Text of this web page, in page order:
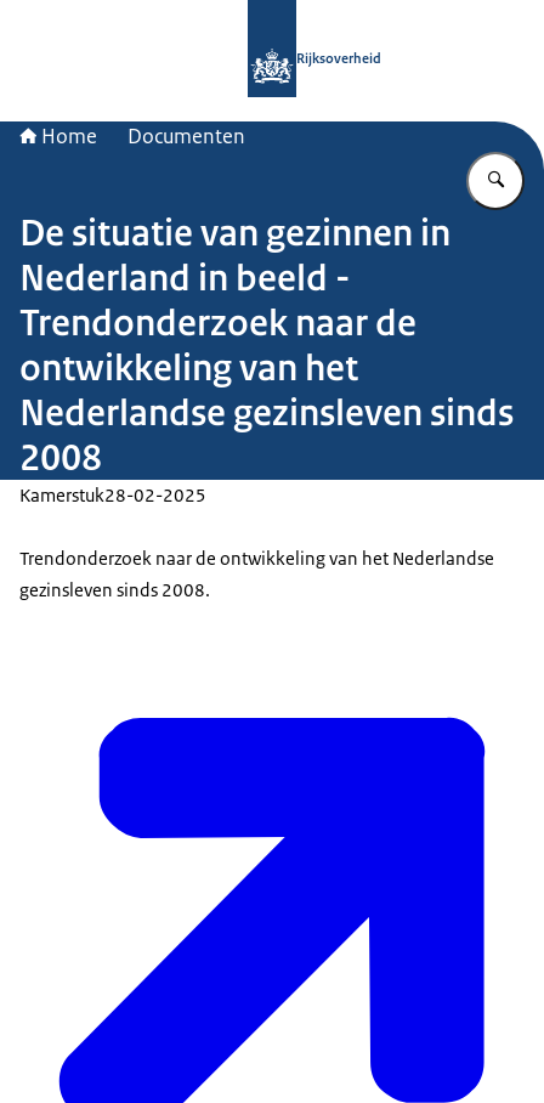
Rijksoverheid
Home Documenten
De situatie van gezinnen in
Nederland in beeld -
Trendonderzoek naar de
ontwikkeling van het
Nederlandse gezinsleven sinds
2008
Kamerstuk28-02-2025
Trendonderzoek naar de ontwikkeling van het Nederlandse
gezinsleven sinds 2008.